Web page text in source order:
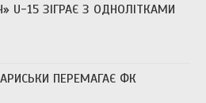
U-15 ЗІГРАЄ З ОДНОЛІТКАМИ
ПЕРЕМАГАЄ ФК